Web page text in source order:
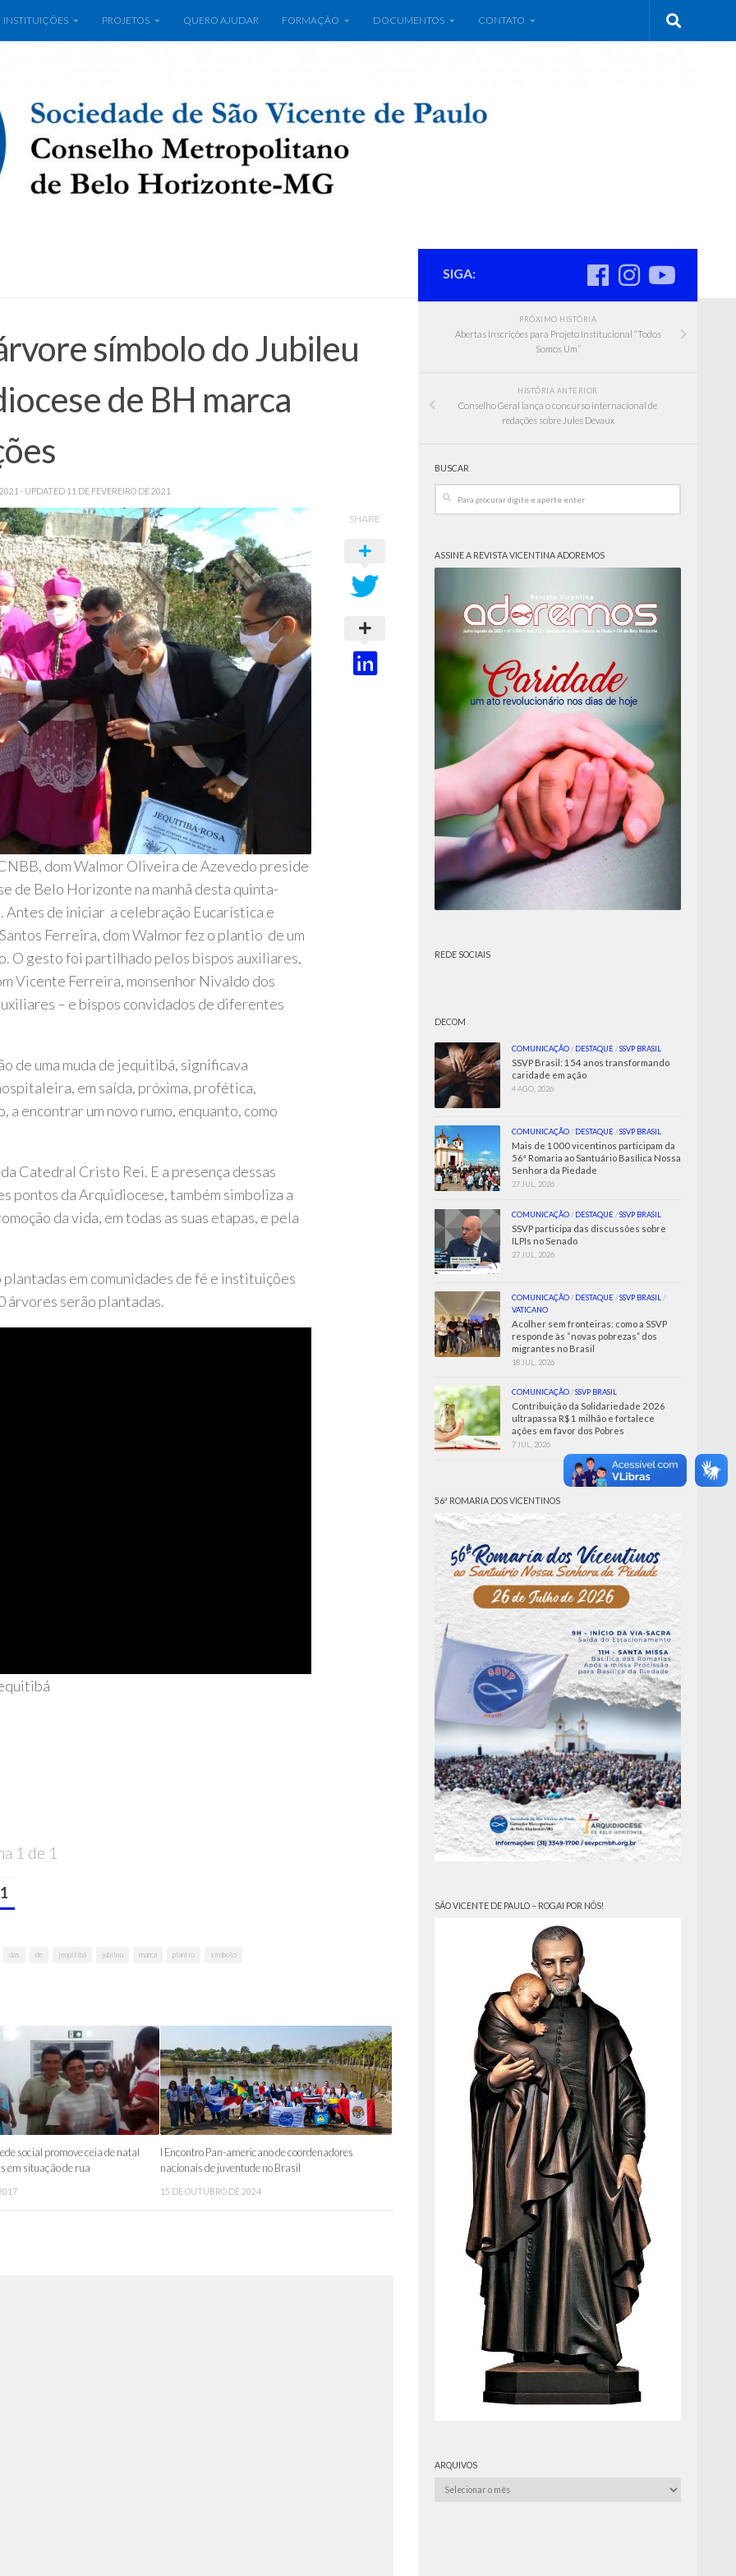
INSTITUIÇÕES PROJETOS QUERO AJUDAR FORMAÇÃO DOCUMENTOS CONTATO
símbolo do Jubileu
de BH marca
· UPDATED 11 DE FEVEREIRO DE 2021
dom Walmor Oliveira de Azevedo preside
de Belo Horizonte na manhã desta quinta-
de iniciar a celebração Eucarística e
Ferreira, dom Walmor fez o plantio de um
O gesto foi partilhado pelos bispos auxiliares,
Vicente Ferreira, monsenhor Nivaldo dos
– e bispos convidados de diferentes
de uma muda de jequitibá, significava
em saída, próxima, profética,
a encontrar um novo rumo, enquanto, como
Catedral Cristo Rei. E a presença dessas
pontos da Arquidiocese, também simboliza a
da vida, em todas as suas etapas, e pela
em comunidades de fé e instituições
árvores serão plantadas.
1 de 1
1
SHARE
das de jequitibá jubileu marca plantio símbolo
social promove ceia de natal
em situação de rua
I Encontro Pan-americano de coordenadores
nacionais de juventude no Brasil
15 DE OUTUBRO DE 2024
SIGA:
PRÓXIMO HISTÓRIA
Abertas Inscrições para Projeto Institucional “Todos
Somos Um”
HISTÓRIA ANTERIOR
Conselho Geral lança o concurso internacional de
redações sobre Jules Devaux
BUSCAR
ASSINE A REVISTA VICENTINA ADOREMOS
REDE SOCIAIS
DECOM
COMUNICAÇÃO / DESTAQUE /SSVP BRASIL
SSVP Brasil: 154 anos transformando
caridade em ação
4 AGO, 2026
COMUNICAÇÃO / DESTAQUE /SSVP BRASIL
Mais de 1000 vicentinos participam da
56ª Romaria ao Santuário Basílica Nossa
Senhora da Piedade
27 JUL, 2026
COMUNICAÇÃO / DESTAQUE /SSVP BRASIL
SSVP participa das discussões sobre
ILPIs no Senado
27 JUL, 2026
COMUNICAÇÃO / DESTAQUE /SSVP BRASIL /
VATICANO
Acolher sem fronteiras: como a SSVP
responde às “novas pobrezas” dos
migrantes no Brasil
18 JUL, 2026
COMUNICAÇÃO /SSVP BRASIL
Contribuição da Solidariedade 2026
ultrapassa R$ 1 milhão e fortalece
ações em favor dos Pobres
7 JUL, 2026
56ª ROMARIA DOS VICENTINOS
SÃO VICENTE DE PAULO – ROGAI POR NÓS!
ARQUIVOS
Arquivos